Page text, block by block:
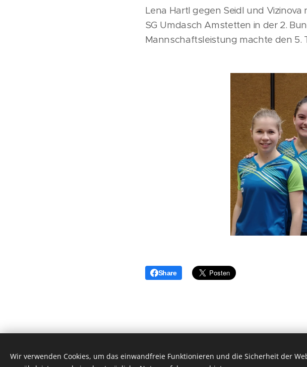
Lena Hartl gegen Seidl und
SG Umdasch Amstetten in der 2.
Mannschaftsleistung machte den 5.
Share
© 2017
Wir verwenden Cookies, um das einwandfreie Funktionieren und die Sicherheit der